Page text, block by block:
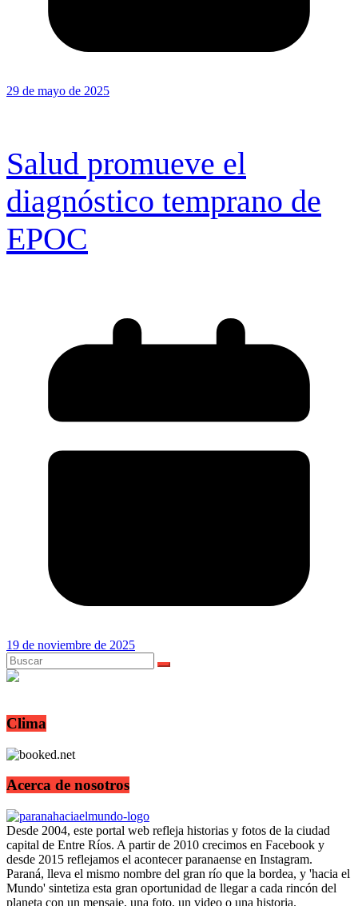
29 de mayo de 2025
Salud promueve el
diagnóstico temprano de
EPOC
19 de noviembre de 2025
Clima
Acerca de nosotros
Desde 2004, este portal web refleja historias y fotos de la ciudad
capital de Entre Ríos. A partir de 2010 crecimos en Facebook y
desde 2015 reflejamos el acontecer paranaense en Instagram.
Paraná, lleva el mismo nombre del gran río que la bordea, y 'hacia el
Mundo' sintetiza esta gran oportunidad de llegar a cada rincón del
planeta con un mensaje, una foto, un video o una historia.